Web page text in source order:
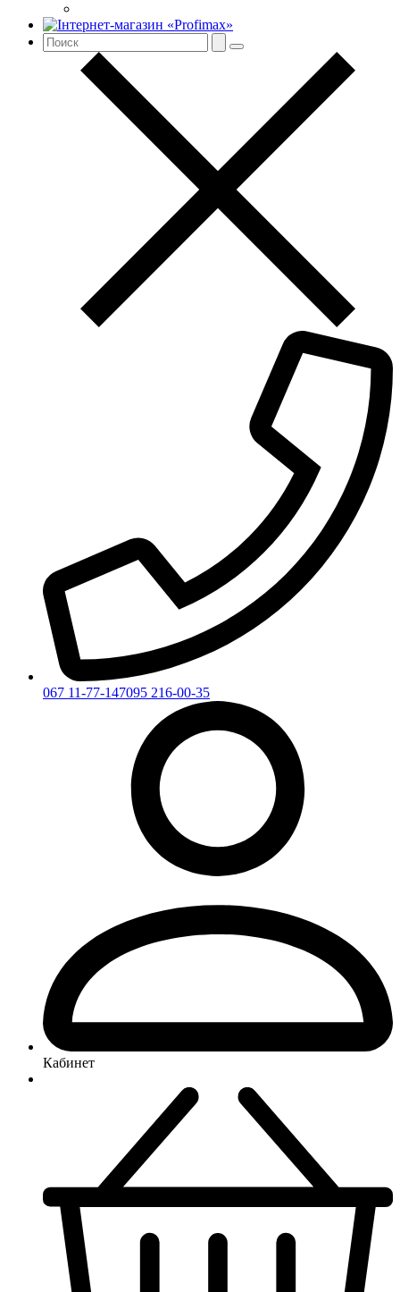
067 11-77-147095 216-00-35
Кабинет